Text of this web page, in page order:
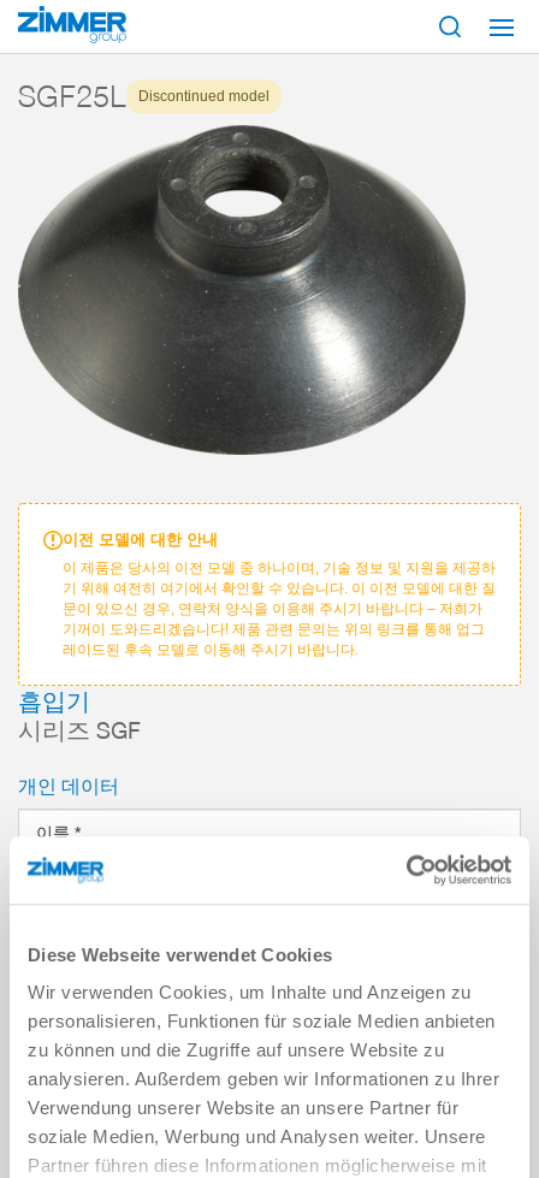
Diese Webseite verwendet Cookies
Wir verwenden Cookies, um Inhalte und Anzeigen zu
personalisieren, Funktionen für soziale Medien anbieten
zu können und die Zugriffe auf unsere Website zu
analysieren. Außerdem geben wir Informationen zu Ihrer
Verwendung unserer Website an unsere Partner für
soziale Medien, Werbung und Analysen weiter. Unsere
Partner führen diese Informationen möglicherweise mit
시작 제품 시리즈 SGF SGF25L
SGF25L Discontinued model
이전 모델에 대한 안내
이 제품은 당사의 이전 모델 중 하나이며, 기술 정보 및 지원을 제공하
기 위해 여전히 여기에서 확인할 수 있습니다. 이 이전 모델에 대한 질
문이 있으신 경우, 연락처 양식을 이용해 주시기 바랍니다 – 저희가
기꺼이 도와드리겠습니다! 제품 관련 문의는 위의 링크를 통해 업그
레이드된 후속 모델로 이동해 주시기 바랍니다.
흡입기
시리즈 SGF
개인 데이터
이름 *
이메일 주소*
회사*
위치*